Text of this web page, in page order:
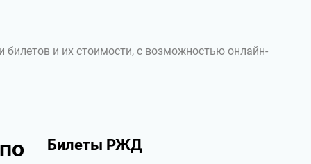
билетов и их стоимости, с возможностью онлайн-
Билеты РЖД